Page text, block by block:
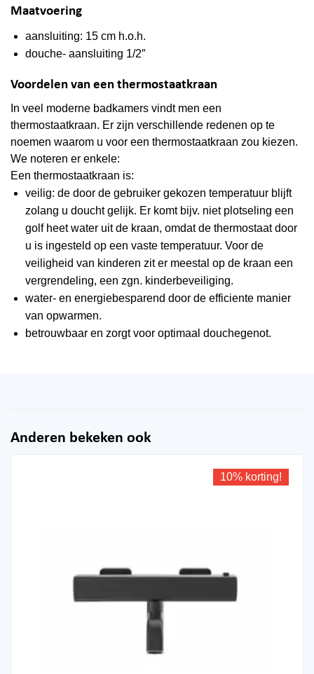
Maatvoering
aansluiting: 15 cm h.o.h.
douche- aansluiting 1/2″
Voordelen van een thermostaatkraan
In veel moderne badkamers vindt men een
thermostaatkraan. Er zijn verschillende redenen op te
noemen waarom u voor een thermostaatkraan zou kiezen.
We noteren er enkele:
Een thermostaatkraan is:
veilig: de door de gebruiker gekozen temperatuur blijft
zolang u doucht gelijk. Er komt bijv. niet plotseling een
golf heet water uit de kraan, omdat de thermostaat door
u is ingesteld op een vaste temperatuur. Voor de
veiligheid van kinderen zit er meestal op de kraan een
vergrendeling, een zgn. kinderbeveiliging.
water- en energiebesparend door de efficiente manier
van opwarmen.
betrouwbaar en zorgt voor optimaal douchegenot.
Anderen bekeken ook
10% korting!